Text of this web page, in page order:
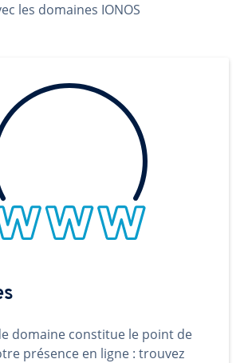
les domaines IONOS
domaine constitue le point de
présence en ligne : trouvez